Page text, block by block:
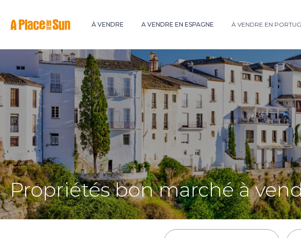
À VENDRE A VENDRE EN ESPAGNE À VENDRE EN
Propriétés bon marché à